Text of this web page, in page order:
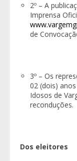
2º – A
Imprensa
de
3º – Os
02 (dois)
Idosos de
reconduções.
Dos eleitores